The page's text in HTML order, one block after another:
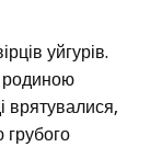
уйгурів.
родиною
врятувалися,